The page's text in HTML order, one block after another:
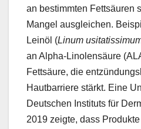
an bestimmten Fettsäuren
Mangel ausgleichen.
Leinöl (Linum
an Alpha-Linolensäure
Fettsäure, die
Hautbarriere stärkt. Eine
Deutschen Instituts für
2019 zeigte, dass